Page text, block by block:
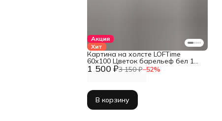
Акция
Хит
1 500 ₽3 150 ₽−52%
Картина на холсте LOFTime
60х100 Цветок барельеф бел 1
КБ-849-60100
В корзину